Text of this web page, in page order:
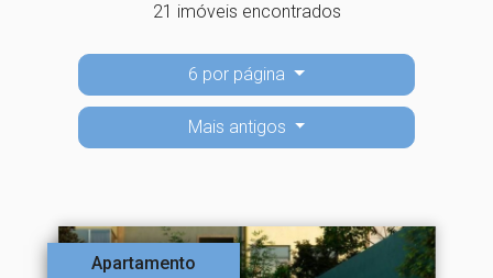
21 imóveis encontrados
6 por página
Mais antigos
Apartamento